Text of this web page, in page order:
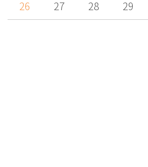
26 27 28 29